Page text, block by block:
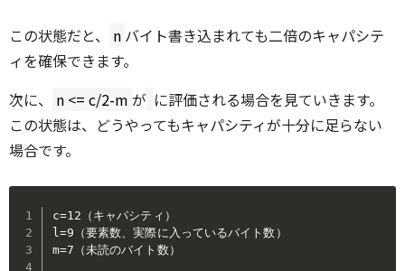
この状態だと、 n バイト書き込まれても二倍のキャパシテ
ィを確保できます。
次に、
n <= c/2-m が に評価される場合を見ていきます。
この状態は、どうやってもキャパシティが十分に足らない
場合です。
c=12（キャパシティ）
l=9（要素数、実際に入っているバイト数）
m=7（未読のバイト数）